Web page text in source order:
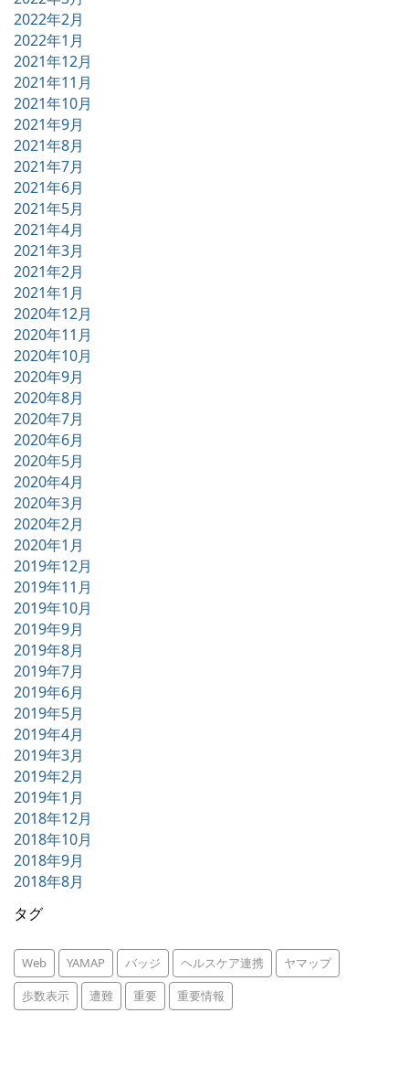
2022年2月
2022年1月
2021年12月
2021年11月
2021年10月
2021年9月
2021年8月
2021年7月
2021年6月
2021年5月
2021年4月
2021年3月
2021年2月
2021年1月
2020年12月
2020年11月
2020年10月
2020年9月
2020年8月
2020年7月
2020年6月
2020年5月
2020年4月
2020年3月
2020年2月
2020年1月
2019年12月
2019年11月
2019年10月
2019年9月
2019年8月
2019年7月
2019年6月
2019年5月
2019年4月
2019年3月
2019年2月
2019年1月
2018年12月
2018年10月
2018年9月
2018年8月
タグ
Web YAMAP バッジ ヘルスケア連携
ヤマップ
歩数表示
遭難 重要 重要情報